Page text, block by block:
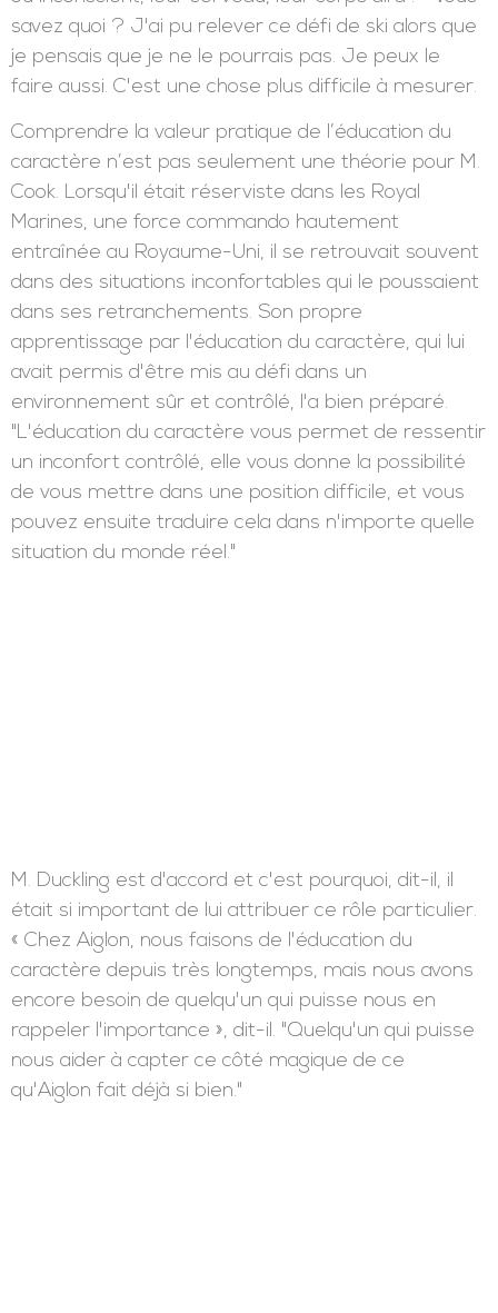
savez quoi ? J'ai pu relever ce défi de ski alors que
je pensais que je ne le pourrais pas. Je peux le
faire aussi. C'est une chose plus difficile à mesurer.
Comprendre la valeur pratique de l’éducation du
caractère n’est pas seulement une théorie pour M.
Cook. Lorsqu'il était réserviste dans les Royal
Marines, une force commando hautement
entraînée au Royaume-Uni, il se retrouvait souvent
dans des situations inconfortables qui le poussaient
dans ses retranchements. Son propre
apprentissage par l'éducation du caractère, qui lui
avait permis d'être mis au défi dans un
environnement sûr et contrôlé, l'a bien préparé.
"L'éducation du caractère vous permet de ressentir
un inconfort contrôlé, elle vous donne la possibilité
de vous mettre dans une position difficile, et vous
pouvez ensuite traduire cela dans n'importe quelle
situation du monde réel."
M. Duckling est d'accord et c'est pourquoi, dit-il, il
était si important de lui attribuer ce rôle particulier.
« Chez Aiglon, nous faisons de l'éducation du
caractère depuis très longtemps, mais nous avons
encore besoin de quelqu'un qui puisse nous en
rappeler l'importance », dit-il. "Quelqu'un qui puisse
nous aider à capter ce côté magique de ce
qu'Aiglon fait déjà si bien."